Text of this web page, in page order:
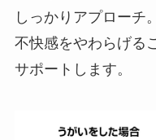
しっかりアプローチ
不快感をやわらげる
サポートします。